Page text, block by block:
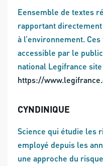
Eensemble de textes
rapportant
à l’environnement.
accessible par le
national Legifrance
https://
CYNDINIQUE
Science qui étudie les
employé depuis les
une approche du